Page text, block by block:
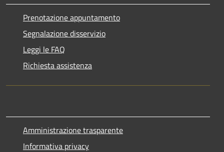
Prenotazione appuntamento
Segnalazione disservizio
Leggi le FAQ
Richiesta assistenza
Amministrazione trasparente
Informativa privacy